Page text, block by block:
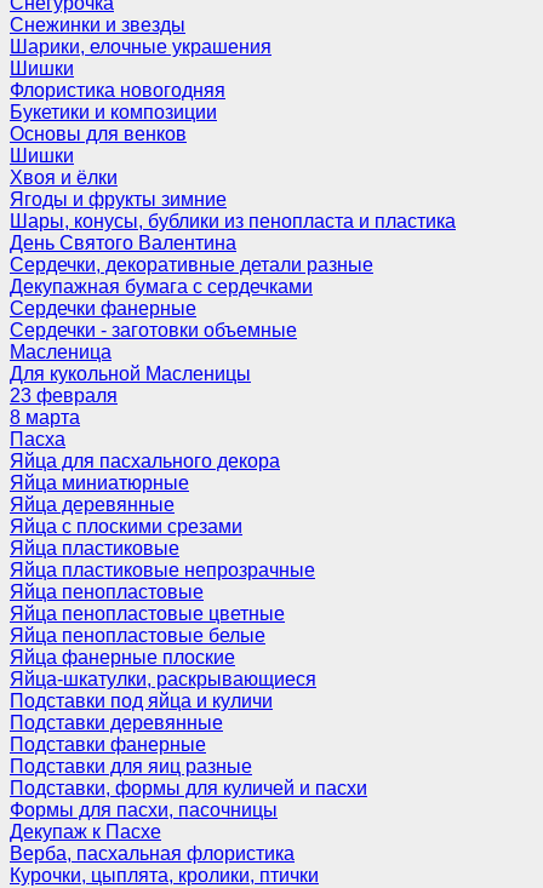
Снежинки и звезды
Шарики, елочные украшения
Шишки
Флористика новогодняя
Букетики и композиции
Основы для венков
Шишки
Хвоя и ёлки
Ягоды и фрукты зимние
Шары, конусы, бублики из пенопласта и пластика
День Святого Валентина
Сердечки, декоративные детали разные
Декупажная бумага с сердечками
Сердечки фанерные
Сердечки - заготовки объемные
Масленица
Для кукольной Масленицы
23 февраля
8 марта
Пасха
Яйца для пасхального декора
Яйца миниатюрные
Яйца деревянные
Яйца с плоскими срезами
Яйца пластиковые
Яйца пластиковые непрозрачные
Яйца пенопластовые
Яйца пенопластовые цветные
Яйца пенопластовые белые
Яйца фанерные плоские
Яйца-шкатулки, раскрывающиеся
Подставки под яйца и куличи
Подставки деревянные
Подставки фанерные
Подставки для яиц разные
Подставки, формы для куличей и пасхи
Формы для пасхи, пасочницы
Декупаж к Пасхе
Верба, пасхальная флористика
Курочки, цыплята, кролики, птички